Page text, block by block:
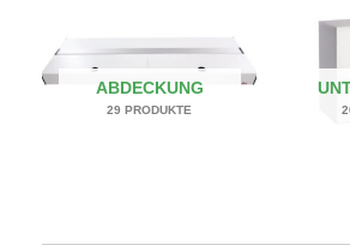
ABDECKUNG
29 PRODUKTE